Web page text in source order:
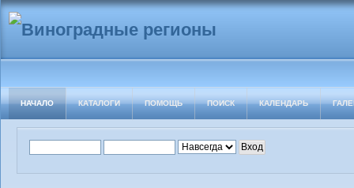
НАЧАЛО КАТАЛОГИ ПОМОЩЬ ПОИСК КАЛЕНДАРЬ